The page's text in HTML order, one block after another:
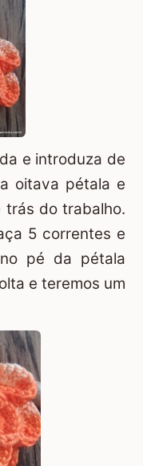
e introduza de
oitava pétala e
do trabalho.
5 correntes e
pé da pétala
e teremos um